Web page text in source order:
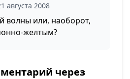
августа 2008
волны или, наоборот,
желтым?
через